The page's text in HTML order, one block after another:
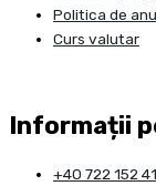
Politica de
Curs valutar
Informații
+40 722 152